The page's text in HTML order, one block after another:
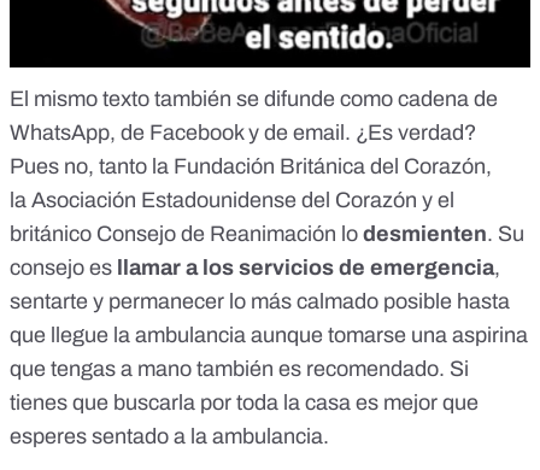
El mismo texto también se difunde como cadena de
WhatsApp, de Facebook y de email. ¿Es verdad?
Pues no, tanto la Fundación Británica del Corazón,
la Asociación Estadounidense del Corazón y el
británico Consejo de Reanimación lo desmienten. Su
consejo es llamar a los servicios de emergencia,
sentarte y permanecer lo más calmado posible hasta
que llegue la ambulancia aunque tomarse una aspirina
que tengas a mano también es recomendado. Si
tienes que buscarla por toda la casa es mejor que
esperes sentado a la ambulancia.